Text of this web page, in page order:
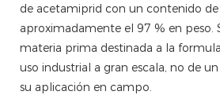
de acetamiprid con un contenido
aproximadamente el 97 % en peso.
materia prima destinada a la
uso industrial a gran escala, no de
su aplicación en campo.